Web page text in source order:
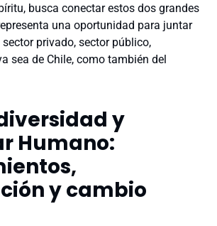
busca conectar estos dos grandes
una oportunidad para juntar
privado, sector público,
sea de Chile, como también del
y
Humano:
y cambio